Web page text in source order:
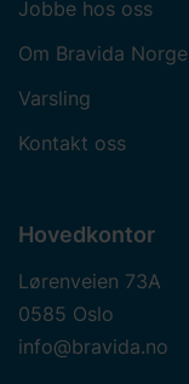
Jobbe hos oss
Om Bravida Norge
Varsling
Kontakt oss
Hovedkontor
Lørenveien 73A
0585 Oslo
info@bravida.no